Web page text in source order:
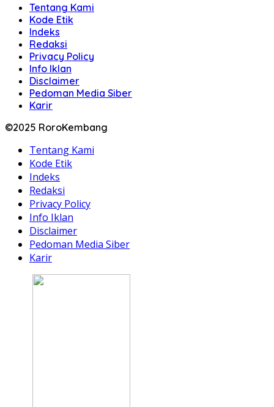
Tentang Kami
Kode Etik
Indeks
Redaksi
Privacy Policy
Info Iklan
Disclaimer
Pedoman Media Siber
Karir
©2025 RoroKembang
Tentang Kami
Kode Etik
Indeks
Redaksi
Privacy Policy
Info Iklan
Disclaimer
Pedoman Media Siber
Karir